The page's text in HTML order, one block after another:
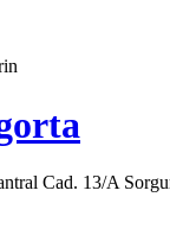
Cad. 13/A